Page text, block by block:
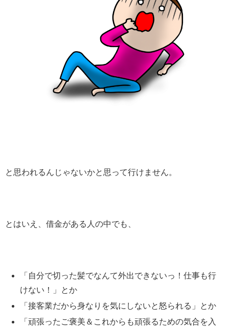
と思われるんじゃないかと思って行けません。
とはいえ、借金がある人の中でも、
「自分で切った髪でなんて外出できないっ！仕事も行
けない！」とか
「接客業だから身なりを気にしないと怒られる」とか
「頑張ったご褒美＆これからも頑張るための気合を入